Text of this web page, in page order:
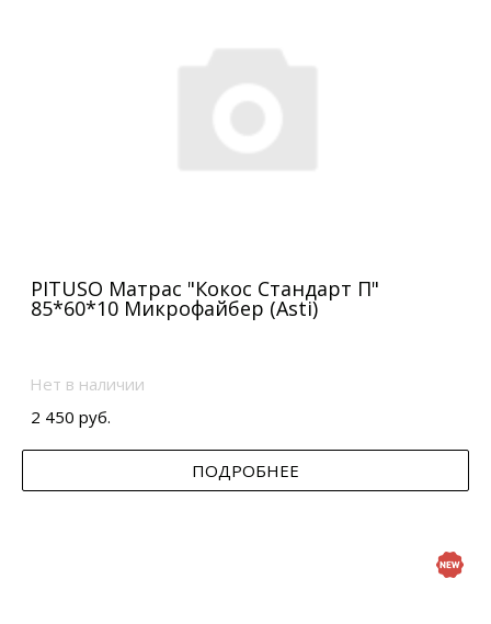
PITUSO Матрас "Кокос Стандарт П"
85*60*10 Микрофайбер (Asti)
Нет в наличии
2 450 руб.
ПОДРОБНЕЕ